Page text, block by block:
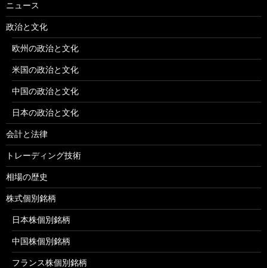
ニュース
政治と文化
欧州の政治と文化
米国の政治と文化
中国の政治と文化
日本の政治と文化
会計と法律
トレーディング技術
相場の歴史
株式個別銘柄
日本株個別銘柄
中国株個別銘柄
フランス株個別銘柄